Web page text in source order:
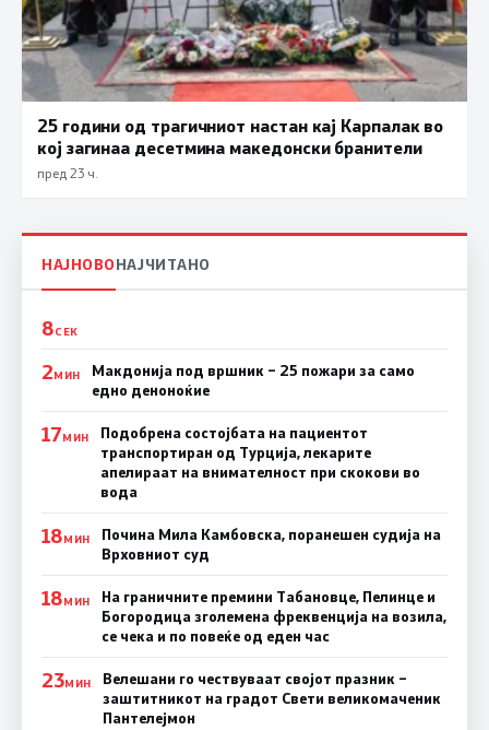
25 години од трагичниот настан кај Карпалак во
кој загинаа десетмина македонски бранители
пред 23 ч.
НАЈНОВОНАЈЧИТАНО
8СЕК
2МИН
Макдонија под вршник – 25 пожари за само
едно деноноќие
17МИН
Подобрена состојбата на пациентот
транспортиран од Турција, лекарите
апелираат на внимателност при скокови во
вода
18МИН
Почина Мила Камбовска, поранешен судија на
Врховниот суд
18МИН
На граничните премини Табановце, Пелинце и
Богородица зголемена фреквенција на возила,
се чека и по повеќе од еден час
23МИН
Велешани го чествуваат својот празник –
заштитникот на градот Свети великомаченик
Пантелејмон